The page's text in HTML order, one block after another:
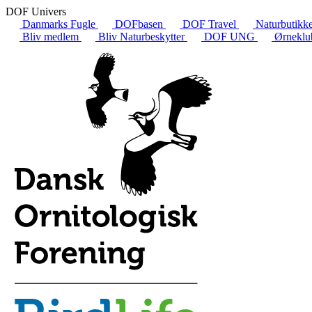
DOF Univers
Danmarks Fugle
DOFbasen DOF Travel
Bliv medlem
Bliv Naturbeskytter DOF UNG